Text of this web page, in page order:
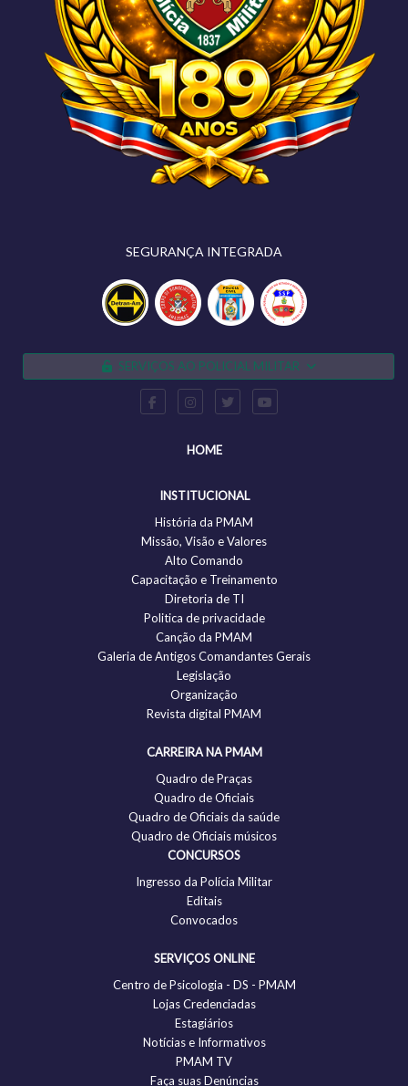
SEGURANÇA INTEGRADA
SERVIÇOS AO POLICIAL MILITAR
HOME
INSTITUCIONAL
História da PMAM
Missão, Visão e Valores
Alto Comando
Capacitação e Treinamento
Diretoria de TI
Politica de privacidade
Canção da PMAM
Galeria de Antigos Comandantes Gerais
Legislação
Organização
Revista digital PMAM
CARREIRA NA PMAM
Quadro de Praças
Quadro de Oficiais
Quadro de Oficiais da saúde
Quadro de Oficiais músicos
CONCURSOS
Ingresso da Polícia Militar
Editais
Convocados
SERVIÇOS ONLINE
Centro de Psicologia - DS - PMAM
Lojas Credenciadas
Estagiários
Notícias e Informativos
PMAM TV
Faça suas Denúncias